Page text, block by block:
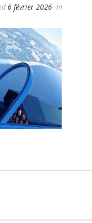
6 février 2026 In